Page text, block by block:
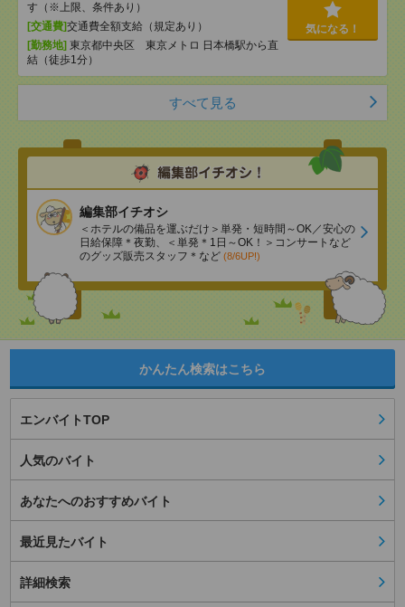
す（※上限、条件あり）
[交通費]交通費全額支給（規定あり）
[勤務地] 東京都中央区 東京メトロ 日本橋駅から直
結（徒歩1分）
気になる！
すべて見る
編集部イチオシ
＜ホテルの備品を運ぶだけ＞単発・短時間～OK／安心の
日給保障＊夜勤、＜単発＊1日～OK！＞コンサートなど
のグッズ販売スタッフ＊など (8/6UP!)
かんたん検索はこちら
エンバイトTOP
人気のバイト
あなたへのおすすめバイト
最近見たバイト
詳細検索